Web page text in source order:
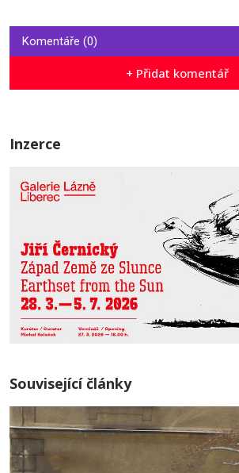
Komentáře (0)
+ Přidat komentář
Inzerce
Související články